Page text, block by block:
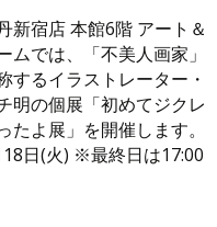
新宿店 本館6階 アート＆
ムでは、「不美人画家」
するイラストレーター・
明の個展「初めてジクレ
たよ展」を開催します。
日(火) ※最終日は17:00